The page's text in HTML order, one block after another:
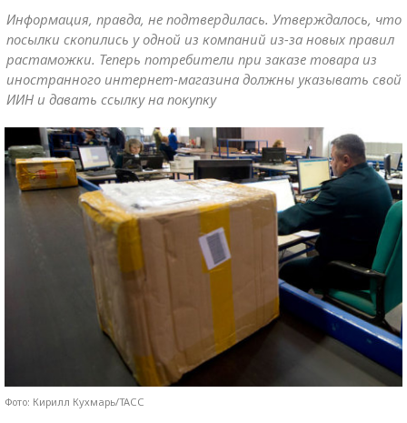
Информация, правда, не подтвердилась. Утверждалось, что
посылки скопились у одной из компаний из-за новых правил
растаможки. Теперь потребители при заказе товара из
иностранного интернет-магазина должны указывать свой
ИИН и давать ссылку на покупку
Фото: Кирилл Кухмарь/ТАСС